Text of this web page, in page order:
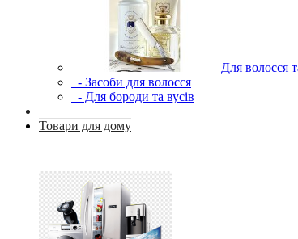
Для волосся
- Засоби для волосся
- Для бороди та вусів
Товари для дому